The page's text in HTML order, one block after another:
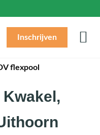
Inschrijven
flexpool
Kwakel,